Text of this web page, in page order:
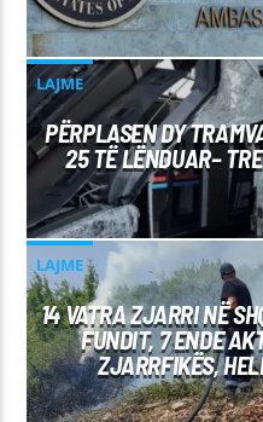
LAJME
PËRPLASEN DY
25 TË LËNDUAR–
LAJME
14 VATRA ZJARRI NË
FUNDIT, 7 ENDE
ZJARRFIKËS,